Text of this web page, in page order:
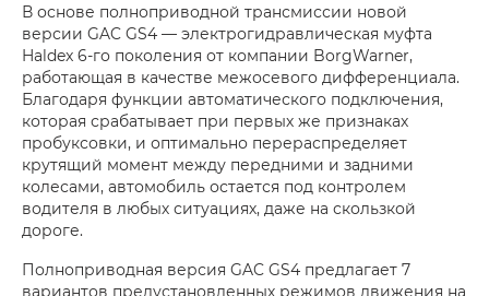
В основе полноприводной трансмиссии новой
версии GAC GS4 — электрогидравлическая муфта
Haldex 6-го поколения от компании BorgWarner,
работающая в качестве межосевого дифференциала.
Благодаря функции автоматического подключения,
которая срабатывает при первых же признаках
пробуксовки, и оптимально перераспределяет
крутящий момент между передними и задними
колесами, автомобиль остается под контролем
водителя в любых ситуациях, даже на скользкой
дороге.
Полноприводная версия GAC GS4 предлагает 7
вариантов предустановленных режимов движения на